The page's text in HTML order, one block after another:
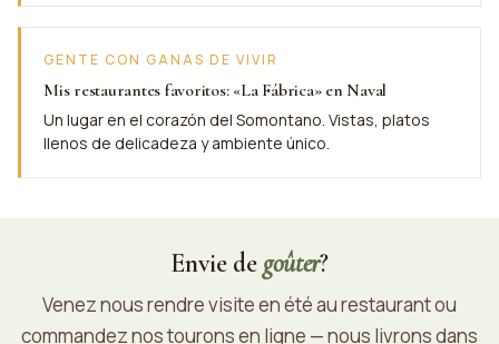
GENTE CON GANAS DE VIVIR
Mis restaurantes favoritos: «La Fábrica» en Naval
Un lugar en el corazón del Somontano. Vistas, platos
llenos de delicadeza y ambiente único.
Envie de goûter?
Venez nous rendre visite en été au restaurant ou
commandez nos tourons en ligne — nous livrons dans